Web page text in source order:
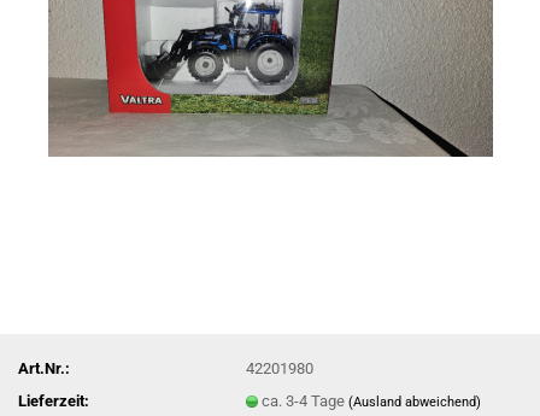
Art.Nr.:
42201980
Lieferzeit:
ca. 3-4 Tage(Ausland abweichend)